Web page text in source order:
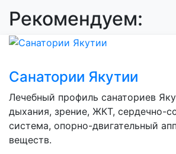
Рекомендуем:
Санатории Якутии
Лечебный профиль санаториев
дыхания, зрение, ЖКТ, сердечно-
система, опорно-двигательный
веществ.